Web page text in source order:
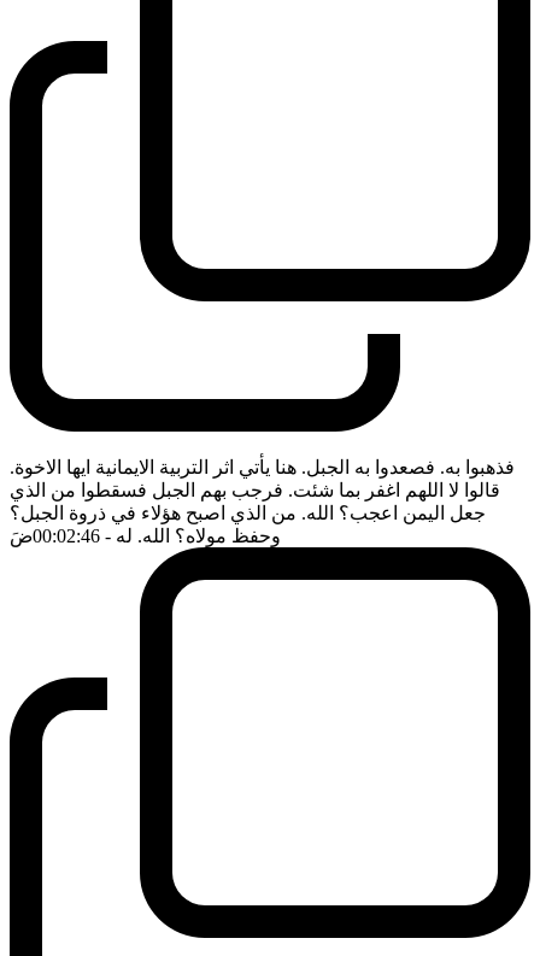
فذهبوا به. فصعدوا به الجبل. هنا يأتي اثر التربية الايمانية ايها الاخوة.
قالوا لا اللهم اغفر بما شئت. فرجب بهم الجبل فسقطوا من الذي
جعل اليمن اعجب؟ الله. من الذي اصبح هؤلاء في ذروة الجبل؟
وحفظ مولاه؟ الله. له - 00:02:46 ضَ